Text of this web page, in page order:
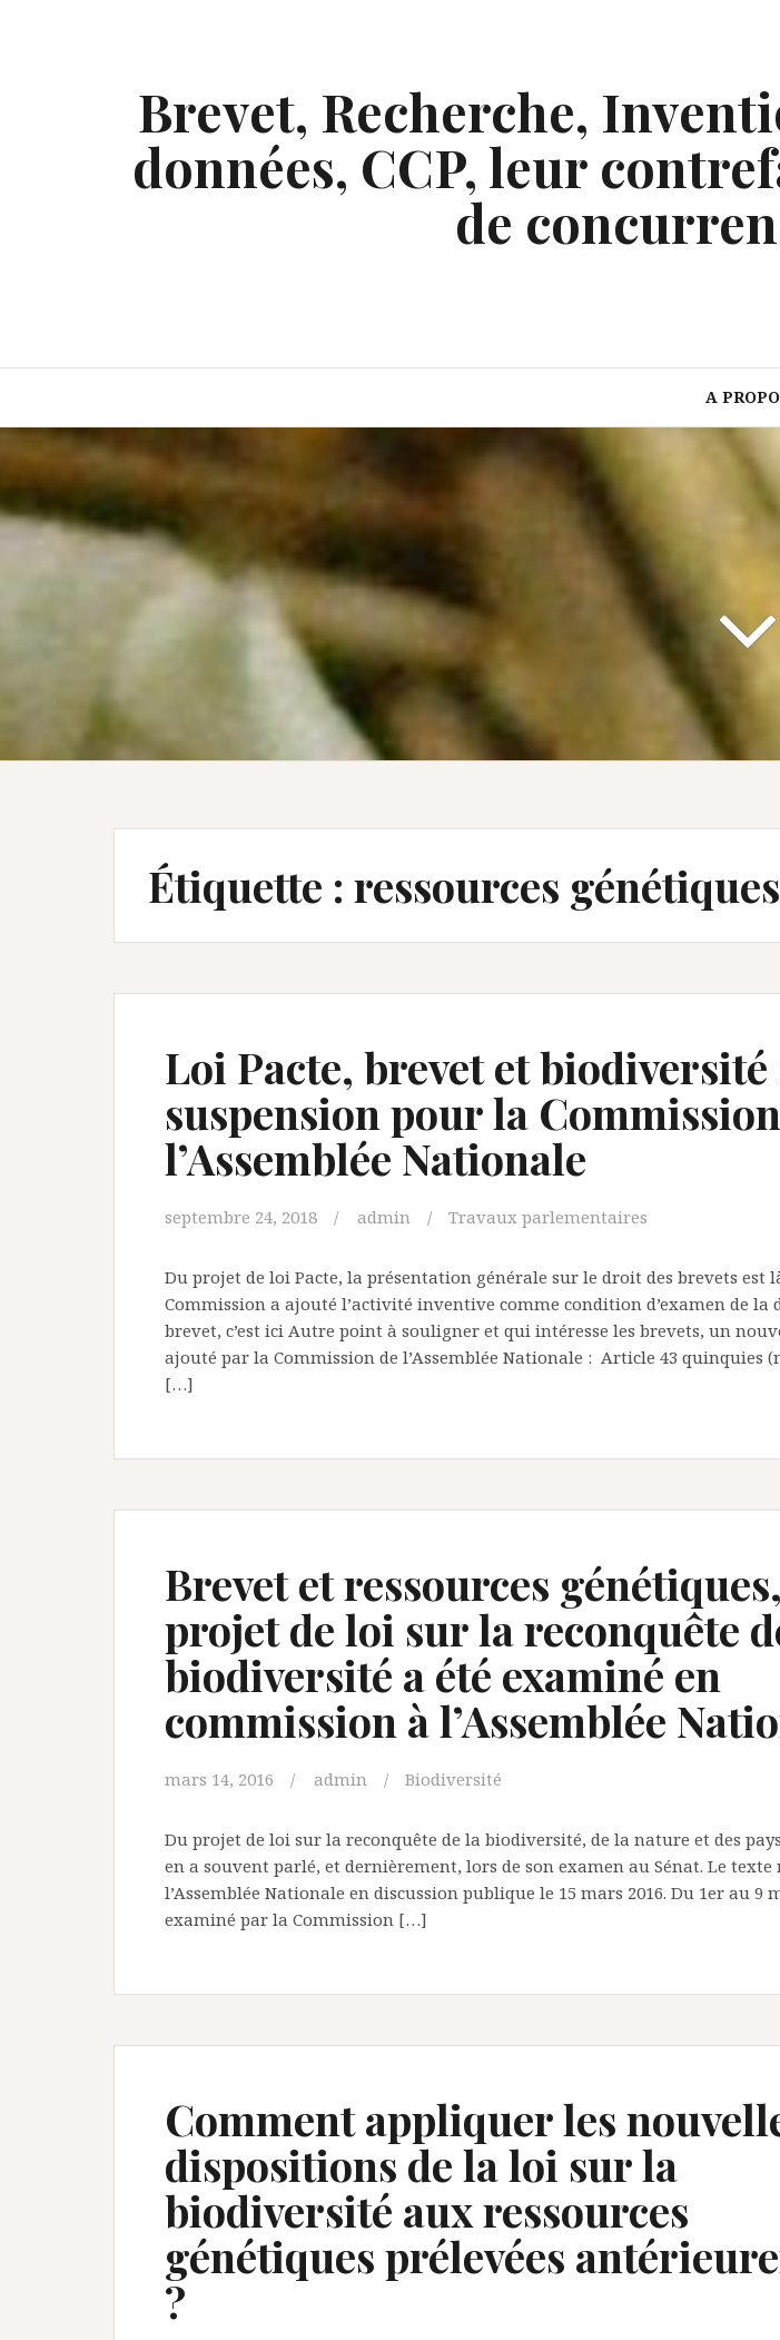
Brevet, Recherche,
données, CCP, leur
de
A
Étiquette : ressources génétiques
Loi Pacte, brevet et biodiversité
suspension pour la
l’Assemblée Nationale
septembre 24, 2018 admin Travaux parlementaires
Du projet de loi Pacte, la présentation générale sur le droit des brevets est
Commission a ajouté l’activité inventive comme condition d’examen de la
brevet, c’est ici Autre point à souligner et qui intéresse les brevets, un
ajouté par la Commission de l’Assemblée Nationale : Article 43 quinquies
[…]
Brevet et ressources
projet de loi sur la reconquête
biodiversité a été examiné en
commission à l’Assemblée
mars 14, 2016 admin Biodiversité
Du projet de loi sur la reconquête de la biodiversité, de la nature et des
en a souvent parlé, et dernièrement, lors de son examen au Sénat. Le texte
l’Assemblée Nationale en discussion publique le 15 mars 2016. Du 1er au 9
examiné par la Commission […]
Comment appliquer les
dispositions de la loi sur la
biodiversité aux ressources
génétiques prélevées
?